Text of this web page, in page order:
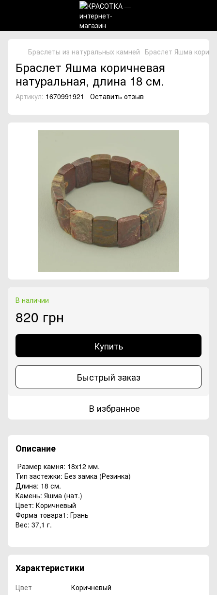
Браслеты из натуральных камней Браслет Яшма
Браслет Яшма коричневая
натуральная, длина 18 см.
Артикул: 1670991921 Оставить отзыв
В наличии
820 грн
Купить
Быстрый заказ
В избранное
Описание
Размер камня: 18х12 мм.
Тип застежки: Без замка (Резинка)
Длина: 18 см.
Камень: Яшма (нат.)
Цвет: Коричневый
Форма товара1: Грань
Вес: 37,1 г.
Характеристики
Цвет
Коричневый